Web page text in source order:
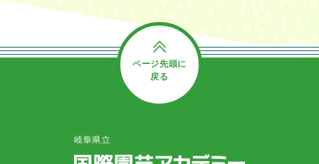
ページ先頭に
戻る